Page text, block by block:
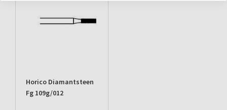
Horico Diamantsteen
Fg 109g/012